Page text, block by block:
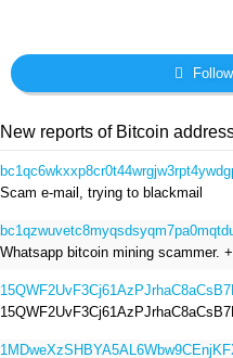
New reports of Bitcoin
Scam e-mail, trying to blackmail
Whatsapp bitcoin mining scammer.